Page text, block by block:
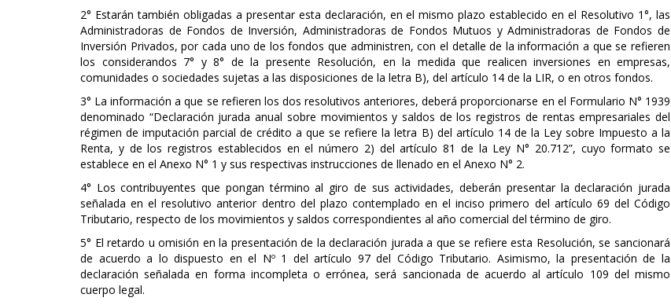
2° Estarán también obligadas a presentar esta declaración, en el mismo plazo establecido en el Resolutivo 1°, las
Administradoras de Fondos de Inversión, Administradoras de Fondos Mutuos y Administradoras de Fondos de
Inversión Privados, por cada uno de los fondos que administren, con el detalle de la información a que se refieren
los considerandos 7° y 8° de la presente Resolución, en la medida que realicen inversiones en empresas,
comunidades o sociedades sujetas a las disposiciones de la letra B), del artículo 14 de la LIR, o en otros fondos.
3° La información a que se refieren los dos resolutivos anteriores, deberá proporcionarse en el Formulario N° 1939
denominado “Declaración jurada anual sobre movimientos y saldos de los registros de rentas empresariales del
régimen de imputación parcial de crédito a que se refiere la letra B) del artículo 14 de la Ley sobre Impuesto a la
Renta, y de los registros establecidos en el número 2) del artículo 81 de la Ley N° 20.712”, cuyo formato se
establece en el Anexo N° 1 y sus respectivas instrucciones de llenado en el Anexo N° 2.
4° Los contribuyentes que pongan término al giro de sus actividades, deberán presentar la declaración jurada
señalada en el resolutivo anterior dentro del plazo contemplado en el inciso primero del artículo 69 del Código
Tributario, respecto de los movimientos y saldos correspondientes al año comercial del término de giro.
5° El retardo u omisión en la presentación de la declaración jurada a que se refiere esta Resolución, se sancionará
de acuerdo a lo dispuesto en el Nº 1 del artículo 97 del Código Tributario. Asimismo, la presentación de la
declaración señalada en forma incompleta o errónea, será sancionada de acuerdo al artículo 109 del mismo
cuerpo legal.